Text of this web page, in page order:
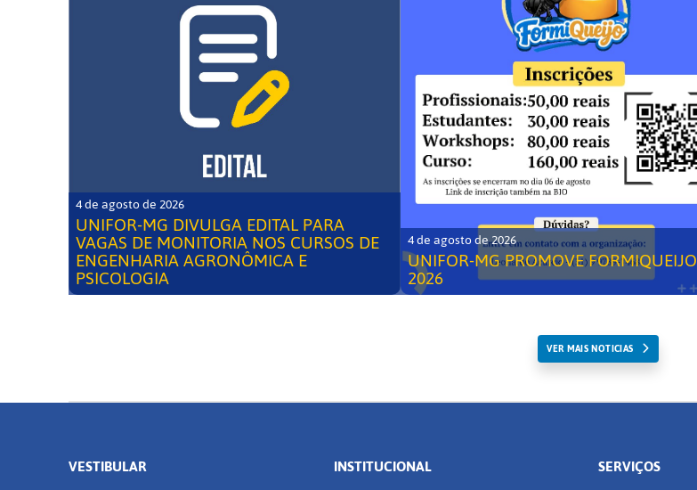
4 de agosto de 2026
UNIFOR-MG DIVULGA EDITAL PARA
VAGAS DE MONITORIA NOS CURSOS DE
ENGENHARIA AGRONÔMICA E
PSICOLOGIA
4 de agosto de 2026
UNIFOR-MG PROMOVE FORMIQUEIJO
2026
VER MAIS NOTICIAS
VESTIBULAR INSTITUCIONAL SERVIÇOS